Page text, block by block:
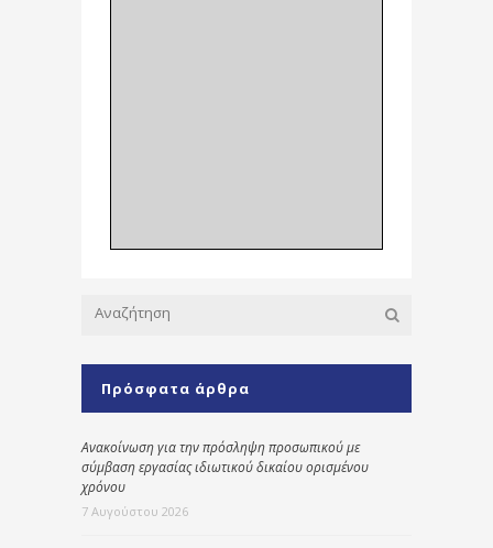
Πρόσφατα άρθρα
Ανακοίνωση για την πρόσληψη προσωπικού με
σύμβαση εργασίας ιδιωτικού δικαίου ορισμένου
χρόνου
7 Αυγούστου 2026